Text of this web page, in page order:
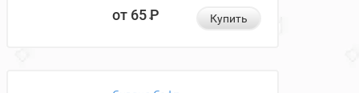
от 65Р Купить